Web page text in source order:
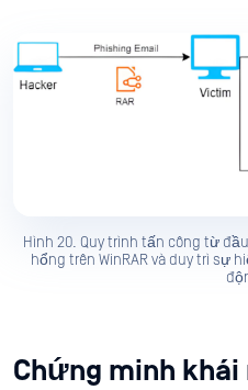
Hình 20. Quy trình tấn công từ
hổng trên WinRAR và duy trì sự
Chứng minh khái